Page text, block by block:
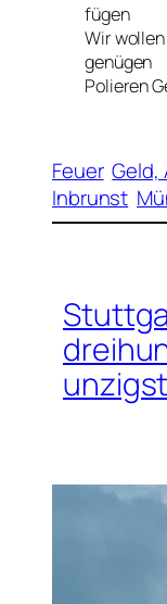
fügen
Wir
genügen
Polieren
Feuer Geld,
Inbrunst